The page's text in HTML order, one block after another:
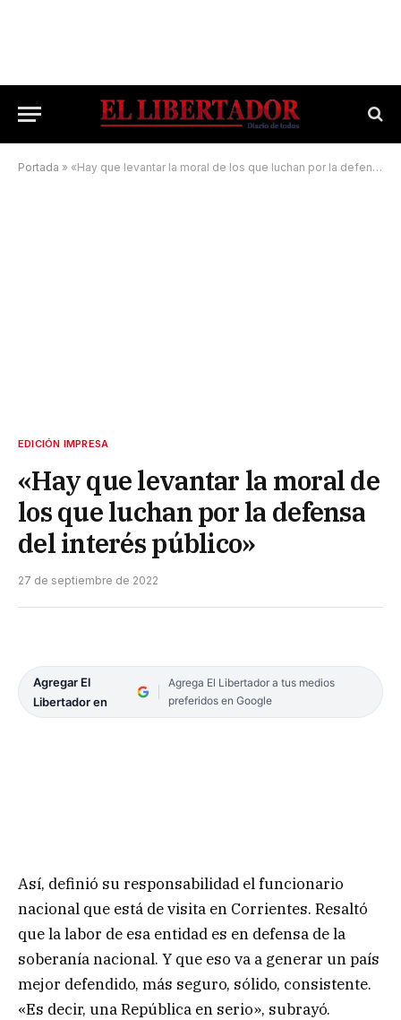
Portada » «Hay que levantar la moral de los que luchan por la defensa del interés público»
EDICIÓN IMPRESA
«Hay que levantar la moral de
los que luchan por la defensa
del interés público»
27 de septiembre de 2022
Agregar El
Libertador en
Agrega El Libertador a tus medios
preferidos en Google
Así, definió su responsabilidad el funcionario
nacional que está de visita en Corrientes. Resaltó
que la labor de esa entidad es en defensa de la
soberanía nacional. Y que eso va a generar un país
mejor defendido, más seguro, sólido, consistente.
«Es decir, una República en serio», subrayó.